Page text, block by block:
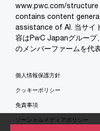
www.pwc.com/
contains content
assistance of AI. 当サイ
容はPwC Japanグループ
のメンバーファームを代
個人情報保護方針
クッキーポリシー
免責事項
ソーシャルメディアポリシー